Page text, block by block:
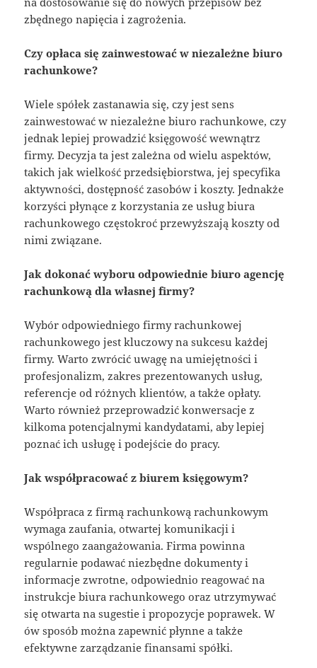
zbędnego napięcia i zagrożenia.
Czy opłaca się zainwestować w niezależne biuro
rachunkowe?
Wiele spółek zastanawia się, czy jest sens
zainwestować w niezależne biuro rachunkowe, czy
jednak lepiej prowadzić księgowość wewnątrz
firmy. Decyzja ta jest zależna od wielu aspektów,
takich jak wielkość przedsiębiorstwa, jej specyfika
aktywności, dostępność zasobów i koszty. Jednakże
korzyści płynące z korzystania ze usług biura
rachunkowego częstokroć przewyższają koszty od
nimi związane.
Jak dokonać wyboru odpowiednie biuro agencję
rachunkową dla własnej firmy?
Wybór odpowiedniego firmy rachunkowej
rachunkowego jest kluczowy na sukcesu każdej
firmy. Warto zwrócić uwagę na umiejętności i
profesjonalizm, zakres prezentowanych usług,
referencje od różnych klientów, a także opłaty.
Warto również przeprowadzić konwersacje z
kilkoma potencjalnymi kandydatami, aby lepiej
poznać ich usługę i podejście do pracy.
Jak współpracować z biurem księgowym?
Współpraca z firmą rachunkową rachunkowym
wymaga zaufania, otwartej komunikacji i
wspólnego zaangażowania. Firma powinna
regularnie podawać niezbędne dokumenty i
informacje zwrotne, odpowiednio reagować na
instrukcje biura rachunkowego oraz utrzymywać
się otwarta na sugestie i propozycje poprawek. W
ów sposób można zapewnić płynne a także
efektywne zarządzanie finansami spółki.